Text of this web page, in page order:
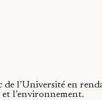
l’Université en
l’environnement.